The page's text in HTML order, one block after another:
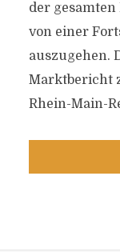
der
von einer
auszugehen.
Marktbericht
Rhein-Main-